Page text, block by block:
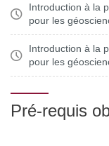
Introduction à la
pour les
Introduction à la
pour les
Pré-requis